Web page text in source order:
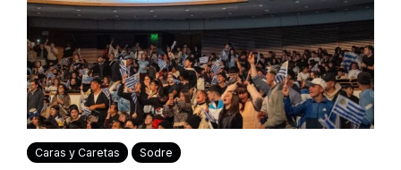
Caras y Caretas Sodre